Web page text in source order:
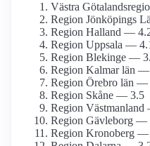
Västra
Region Jönköpings
Region Halland —
Region Uppsala —
Region Blekinge —
Region Kalmar län
Region Örebro län —
Region Skåne — 3.5
Region
Region Gävleborg —
Region Kronoberg —